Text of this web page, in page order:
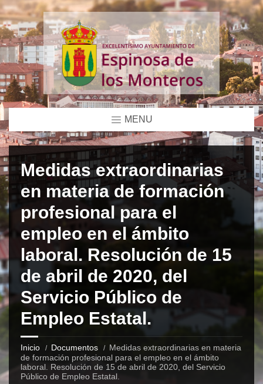
MENU
Medidas extraordinarias
en materia de formación
profesional para el
empleo en el ámbito
laboral. Resolución de 15
de abril de 2020, del
Servicio Público de
Empleo Estatal.
Inicio Documentos
Medidas extraordinarias en materia
de formación profesional para el empleo en el ámbito
laboral. Resolución de 15 de abril de 2020, del Servicio
Público de Empleo Estatal.